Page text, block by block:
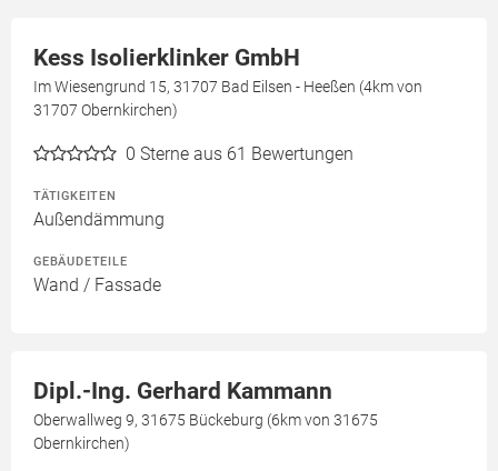
Kess Isolierklinker GmbH
Im Wiesengrund 15, 31707 Bad Eilsen - Heeßen (4km von
31707 Obernkirchen)
0 Sterne aus 61 Bewertungen
TÄTIGKEITEN
Außendämmung
GEBÄUDETEILE
Wand / Fassade
Dipl.-Ing. Gerhard Kammann
Oberwallweg 9, 31675 Bückeburg (6km von 31675
Obernkirchen)